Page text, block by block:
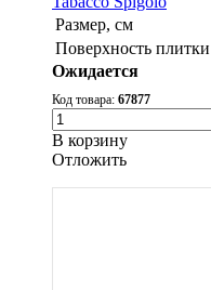
Размер, см
Поверхность плитки
Ожидается
Код товара: 67877
В корзину
Oтложить